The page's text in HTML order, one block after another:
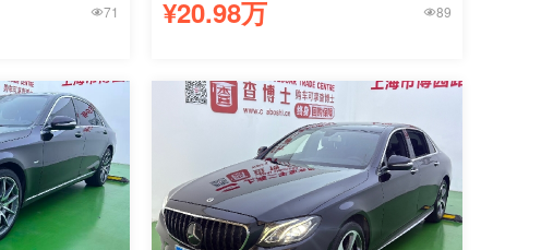
71 ¥20.98万 89